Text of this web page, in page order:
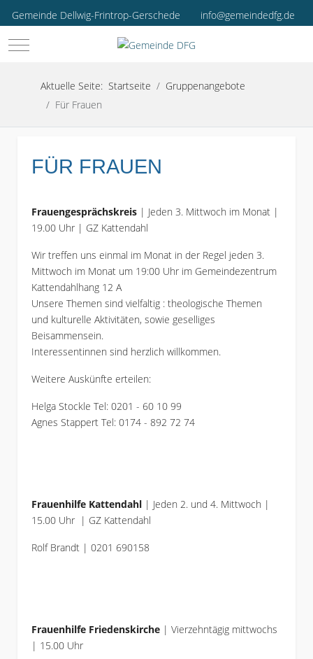
Gemeinde Dellwig-Frintrop-Gerschede info@gemeindedfg.de
Mobile Menu Toggle
Aktuelle Seite: Startseite
Gruppenangebote
Für Frauen
FÜR FRAUEN
Frauengesprächskreis | Jeden 3. Mittwoch im Monat |
19.00 Uhr | GZ Kattendahl
Wir treffen uns einmal im Monat in der Regel jeden 3.
Mittwoch im Monat um 19:00 Uhr im Gemeindezentrum
Kattendahlhang 12 A
Unsere Themen sind vielfaltig : theologische Themen
und kulturelle Aktivitäten, sowie geselliges
Beisammensein.
Interessentinnen sind herzlich willkommen.
Weitere Auskünfte erteilen:
Helga Stockle Tel: 0201 - 60 10 99
Agnes Stappert Tel: 0174 - 892 72 74
Frauenhilfe Kattendahl | Jeden 2. und 4. Mittwoch |
15.00 Uhr | GZ Kattendahl
Rolf Brandt | 0201 690158
Frauenhilfe Friedenskirche | Vierzehntägig mittwochs
| 15.00 Uhr